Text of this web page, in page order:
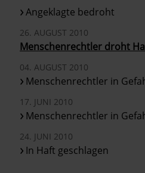
Angeklagte bedroht
26. AUGUST 2010
Menschenrechtler droht
04. AUGUST 2010
Menschenrechtler in
17. JUNI 2010
Menschenrechtler in
24. JUNI 2010
In Haft geschlagen